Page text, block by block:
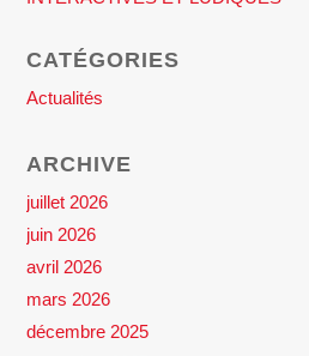
CATÉGORIES
Actualités
ARCHIVE
juillet 2026
juin 2026
avril 2026
mars 2026
décembre 2025